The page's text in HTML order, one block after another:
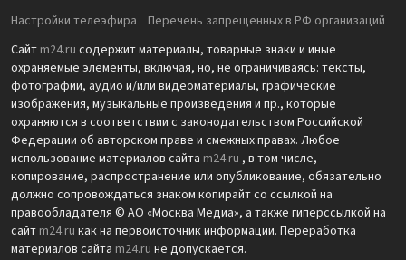
Настройки телеэфира
Перечень запрещенных в РФ организаций
Сайт m24.ru содержит материалы, товарные знаки и иные
охраняемые элементы, включая, но, не ограничиваясь: тексты,
фотографии, аудио и/или видеоматериалы, графические
изображения, музыкальные произведения и пр., которые
охраняются в соответствии с законодательством Российской
Федерации об авторском праве и смежных правах. Любое
использование материалов сайта m24.ru , в том числе,
копирование, распространение или опубликование, обязательно
должно сопровождаться знаком копирайт со ссылкой на
правообладателя © АО «Москва Медиа», а также гиперссылкой на
сайт m24.ru как на первоисточник информации. Переработка
материалов сайта m24.ru не допускается.